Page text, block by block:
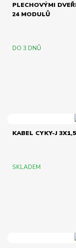
PLECHOVÝMI
24 MODULŮ
DO 3 DNŮ
KABEL CYKY-J 3X1,5
SKLADEM